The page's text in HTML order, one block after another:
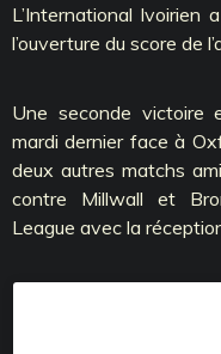
L’International Ivoirien
l’ouverture du score de
Une seconde victoire
mardi dernier face à
deux autres matchs
contre Millwall et
League avec la